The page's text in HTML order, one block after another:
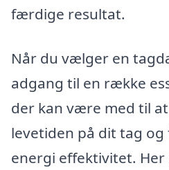
færdige resultat.
Når du vælger en
adgang til en række
der kan være med til
levetiden på dit tag
energi effektivitet. Her